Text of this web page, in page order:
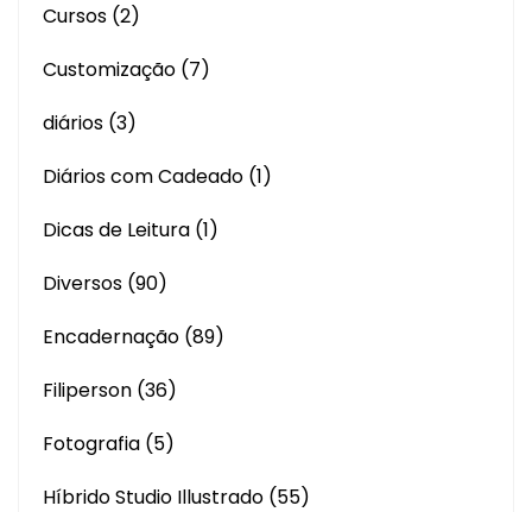
Cursos (2)
Customização (7)
diários (3)
Diários com Cadeado (1)
Dicas de Leitura (1)
Diversos (90)
Encadernação (89)
Filiperson (36)
Fotografia (5)
Híbrido Studio Illustrado (55)